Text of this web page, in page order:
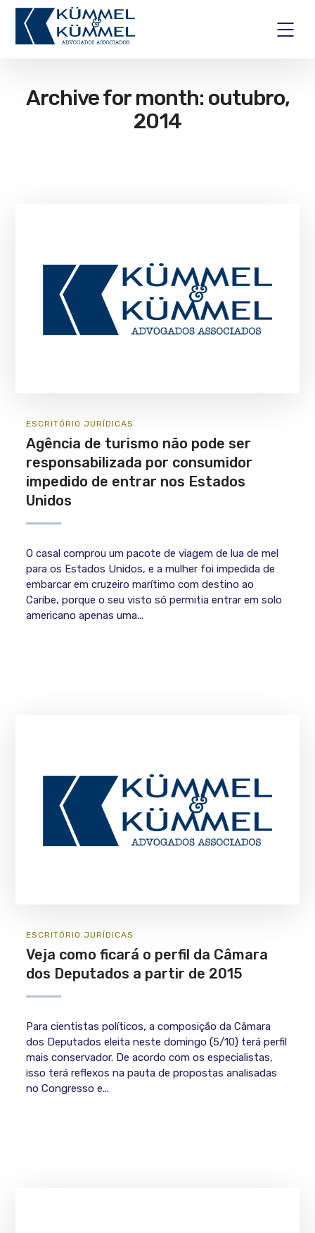
Archive for month: outubro,
2014
ESCRITÓRIO JURÍ­DICAS
Agência de turismo não pode ser
responsabilizada por consumidor
impedido de entrar nos Estados
Unidos
O casal comprou um pacote de viagem de lua de mel
para os Estados Unidos, e a mulher foi impedida de
embarcar em cruzeiro marítimo com destino ao
Caribe, porque o seu visto só permitia entrar em solo
americano apenas uma...
ESCRITÓRIO JURÍ­DICAS
Veja como ficará o perfil da Câmara
dos Deputados a partir de 2015
Para cientistas políticos, a composição da Câmara
dos Deputados eleita neste domingo (5/10) terá perfil
mais conservador. De acordo com os especialistas,
isso terá reflexos na pauta de propostas analisadas
no Congresso e...